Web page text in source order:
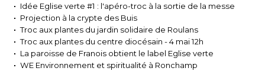
Idée Eglise verte #1 : l'apéro-troc à la sortie de la messe
Projection à la crypte des Buis
Troc aux plantes du jardin solidaire de Roulans
Troc aux plantes du centre diocésain - 4 mai 12h
La paroisse de Franois obtient le label Eglise verte
WE Environnement et spiritualité à Ronchamp